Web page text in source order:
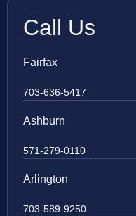
Call Us
Fairfax
703-636-5417
Ashburn
571-279-0110
Arlington
703-589-9250